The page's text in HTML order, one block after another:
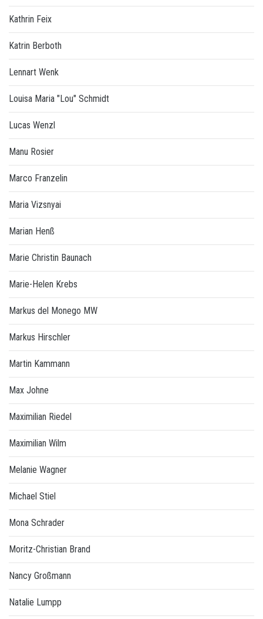
Kathrin Feix
Katrin Berboth
Lennart Wenk
Louisa Maria "Lou" Schmidt
Lucas Wenzl
Manu Rosier
Marco Franzelin
Maria Vizsnyai
Marian Henß
Marie Christin Baunach
Marie-Helen Krebs
Markus del Monego MW
Markus Hirschler
Martin Kammann
Max Johne
Maximilian Riedel
Maximilian Wilm
Melanie Wagner
Michael Stiel
Mona Schrader
Moritz-Christian Brand
Nancy Großmann
Natalie Lumpp